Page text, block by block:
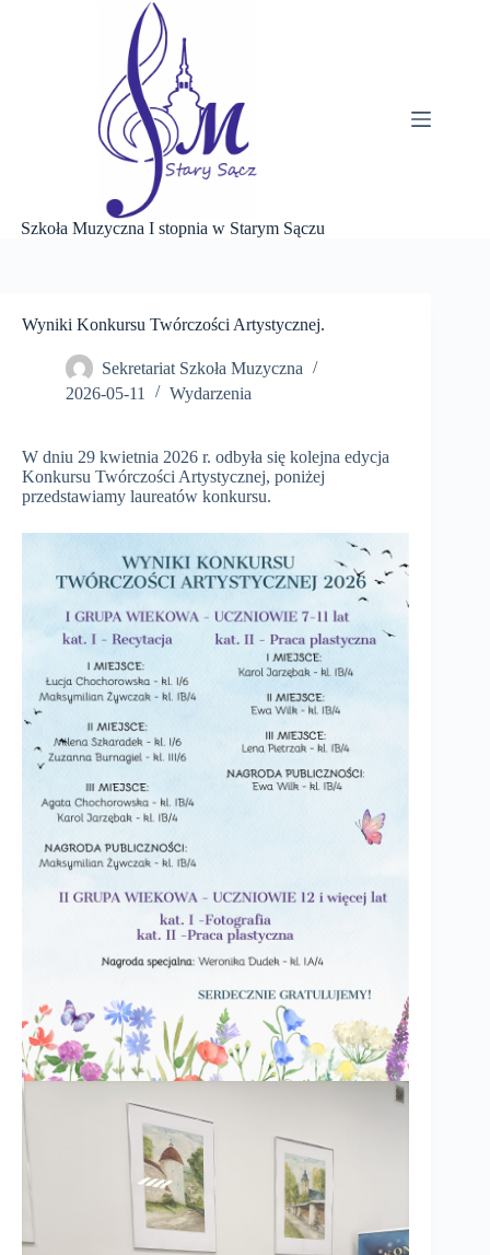
Szkoła Muzyczna I stopnia w Starym Sączu
Wyniki Konkursu Twórczości Artystycznej.
Sekretariat Szkoła Muzyczna
2026-05-11
Wydarzenia
W dniu 29 kwietnia 2026 r. odbyła się kolejna edycja
Konkursu Twórczości Artystycznej, poniżej
przedstawiamy laureatów konkursu.